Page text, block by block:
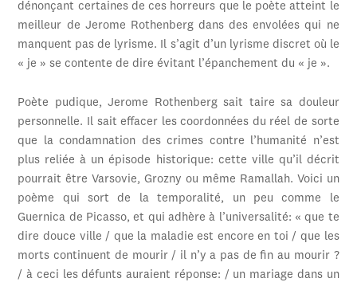
dénonçant certaines de ces horreurs que le poète atteint le
meilleur de Jerome Rothenberg dans des envolées qui ne
manquent pas de lyrisme. Il s’agit d’un lyrisme discret où le
« je » se contente de dire évitant l’épanchement du « je ».
Poète pudique, Jerome Rothenberg sait taire sa douleur
personnelle. Il sait effacer les coordonnées du réel de sorte
que la condamnation des crimes contre l’humanité n’est
plus reliée à un épisode historique: cette ville qu’il décrit
pourrait être Varsovie, Grozny ou même Ramallah. Voici un
poème qui sort de la temporalité, un peu comme le
Guernica de Picasso, et qui adhère à l’universalité: « que te
dire douce ville / que la maladie est encore en toi / que les
morts continuent de mourir / il n’y a pas de fin au mourir ?
/ à ceci les défunts auraient réponse: / un mariage dans un